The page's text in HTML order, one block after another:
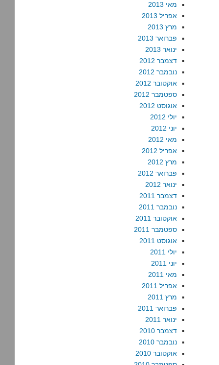
מאי 2013
אפריל 2013
מרץ 2013
פברואר 2013
ינואר 2013
דצמבר 2012
נובמבר 2012
אוקטובר 2012
ספטמבר 2012
אוגוסט 2012
יולי 2012
יוני 2012
מאי 2012
אפריל 2012
מרץ 2012
פברואר 2012
ינואר 2012
דצמבר 2011
נובמבר 2011
אוקטובר 2011
ספטמבר 2011
אוגוסט 2011
יולי 2011
יוני 2011
מאי 2011
אפריל 2011
מרץ 2011
פברואר 2011
ינואר 2011
דצמבר 2010
נובמבר 2010
אוקטובר 2010